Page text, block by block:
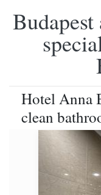
Hotel Anna
clean